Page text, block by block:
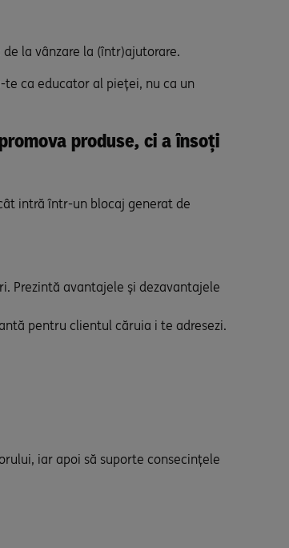
la vânzare la (într)ajutorare.
ca educator al pieței, nu ca un
produse, ci a însoți
intră într-un blocaj generat de
Prezintă avantajele și dezavantajele
pentru clientul căruia i te adresezi.
iar apoi să suporte consecințele